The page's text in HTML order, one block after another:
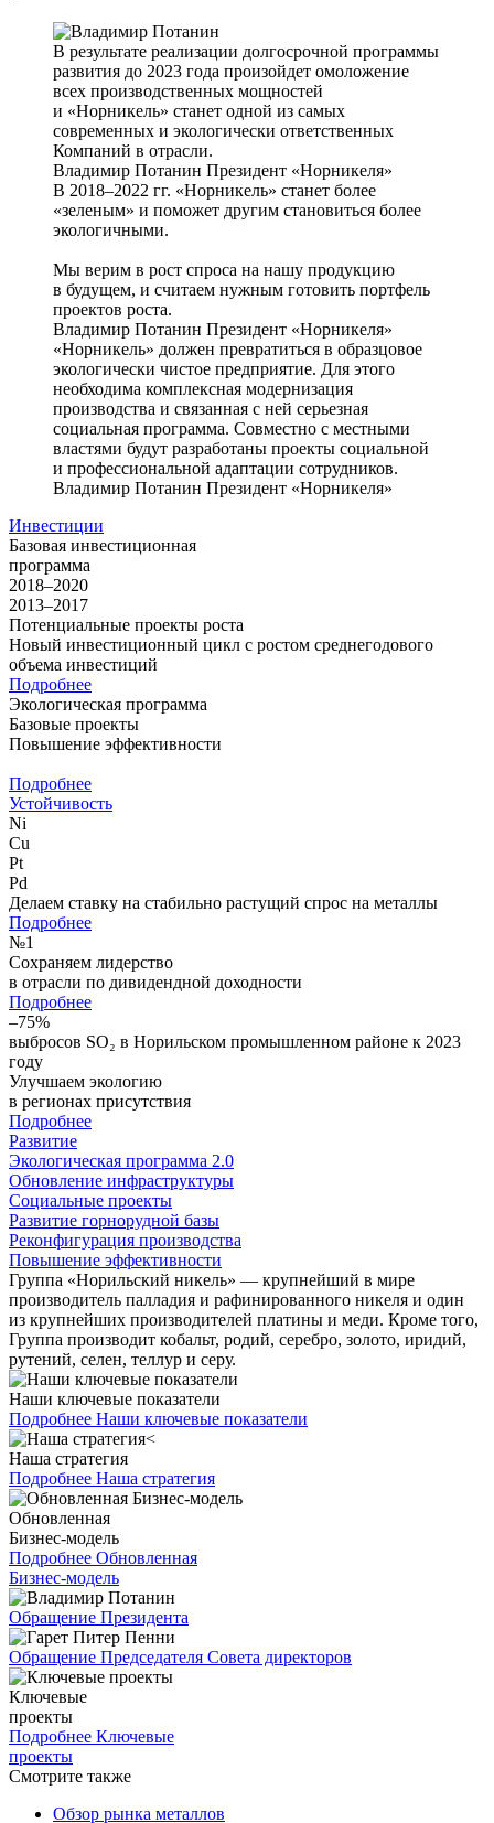
В результате реализации долгосрочной программы
развития до 2023 года произойдет омоложение
всех производственных мощностей
и «Норникель» станет одной из самых
современных и экологически ответственных
Компаний в отрасли.
Владимир Потанин Президент «Норникеля»
В 2018–2022 гг. «Норникель» станет более
«зеленым» и поможет другим становиться более
экологичными.
Мы верим в рост спроса на нашу продукцию
в будущем, и считаем нужным готовить портфель
проектов роста.
Владимир Потанин Президент «Норникеля»
«Норникель» должен превратиться в образцовое
экологически чистое предприятие. Для этого
необходима комплексная модернизация
производства и связанная с ней серьезная
социальная программа. Совместно с местными
властями будут разработаны проекты социальной
и профессиональной адаптации сотрудников.
Владимир Потанин Президент «Норникеля»
Инвестиции
Базовая инвестиционная
программа
2018–2020
2013–2017
Потенциальные проекты роста
Новый инвестиционный цикл с ростом среднегодового
объема инвестиций
Подробнее
Экологическая программа
Базовые проекты
Повышение эффективности
Подробнее
Устойчивость
Ni
Cu
Pt
Pd
Делаем ставку на стабильно растущий спрос на металлы
Подробнее
№1
Сохраняем лидерство
в отрасли по дивидендной доходности
Подробнее
–75%
выбросов SO₂ в Норильском промышленном районе к 2023
году
Улучшаем экологию
в регионах присутствия
Подробнее
Развитие
Экологическая программа 2.0
Обновление инфраструктуры
Социальные проекты
Развитие горнорудной базы
Реконфигурация производства
Повышение эффективности
Группа «Норильский никель» — крупнейший в мире
производитель палладия и рафинированного никеля и один
из крупнейших производителей платины и меди. Кроме того,
Группа производит кобальт, родий, серебро, золото, иридий,
рутений, селен, теллур и серу.
Наши ключевые показатели
Подробнее Наши ключевые показатели
Наша стратегия
Подробнее Наша стратегия
Обновленная
Бизнес-модель
Подробнее Обновленная
Бизнес-модель
Обращение Президента
Обращение Председателя Совета директоров
Ключевые
проекты
Подробнее Ключевые
проекты
Смотрите также
Обзор рынка металлов